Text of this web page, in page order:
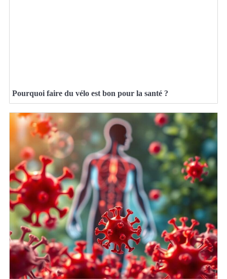
Pourquoi faire du vélo est bon pour la santé ?